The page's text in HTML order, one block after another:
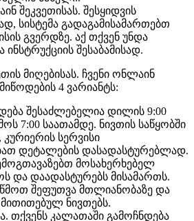
შეკვეთისას. შესყიდვის
სისტემა გადაგამისამართებთ
გვერდზე. აქ თქვენ უნდა
შესაბამისად.
მიღებისას. ჩვენი ონლაინ
4 ვარიანტს:
შესაძლებელია დილის 9:00
7:00 საათამდე. ნივთის საწყობში
კურიერის სერვისი
დეტალების დასადასტურებლად.
მოსახერხებელ
და დაადასტურებს მისამართს.
შეფუთვა მთლიანობაზე და
ნივთებს.
თქვენს კალათაში გამოჩნდება